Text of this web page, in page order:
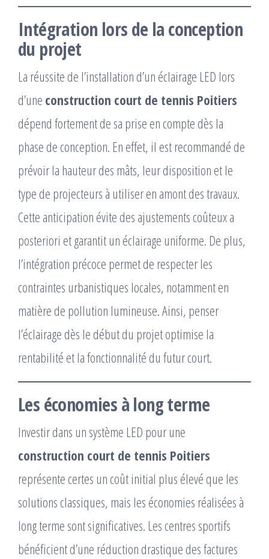
Intégration lors de la conception
du projet
La réussite de l’installation d’un éclairage LED lors
d’une construction court de tennis Poitiers
dépend fortement de sa prise en compte dès la
phase de conception. En effet, il est recommandé de
prévoir la hauteur des mâts, leur disposition et le
type de projecteurs à utiliser en amont des travaux.
Cette anticipation évite des ajustements coûteux a
posteriori et garantit un éclairage uniforme. De plus,
l’intégration précoce permet de respecter les
contraintes urbanistiques locales, notamment en
matière de pollution lumineuse. Ainsi, penser
l’éclairage dès le début du projet optimise la
rentabilité et la fonctionnalité du futur court.
Les économies à long terme
Investir dans un système LED pour une
construction court de tennis Poitiers
représente certes un coût initial plus élevé que les
solutions classiques, mais les économies réalisées à
long terme sont significatives. Les centres sportifs
bénéficient d’une réduction drastique des factures